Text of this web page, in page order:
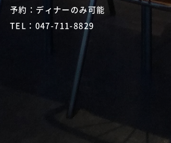
予約：ディナーのみ可能
TEL：047-711-8829